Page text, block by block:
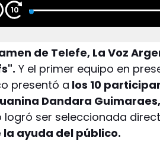
10
de Telefe, La Voz
Y el primer equipo en
presentó a los 10
Dandara Guimaraes,
logró ser seleccionada
ayuda del público.